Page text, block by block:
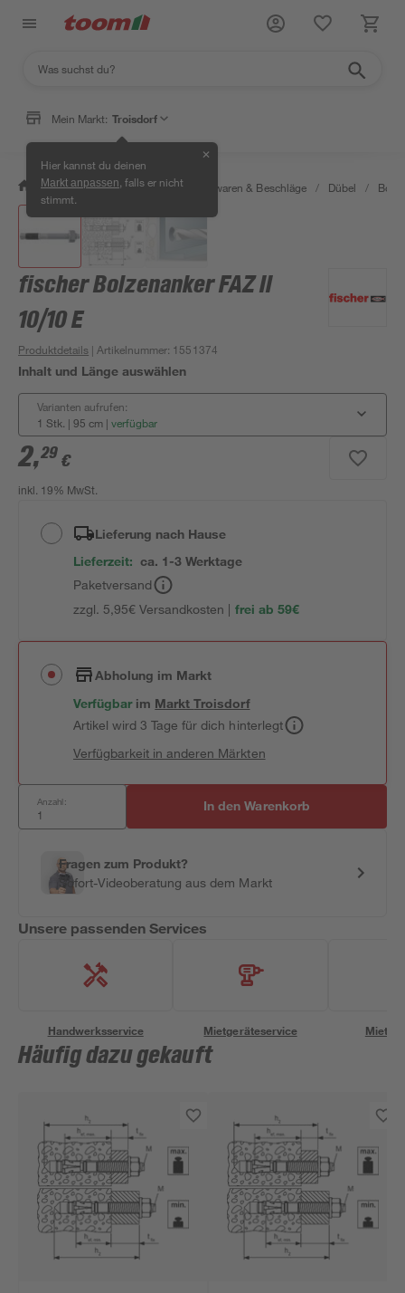
Mein Markt: Troisdorf
Hier kannst du deinen
Markt anpassen , falls er nicht
stimmt.
✕
/ Werkstatt & Maschinen / Eisenwaren & Beschläge / Dübel /
fischer Bolzenanker FAZ II
10/10 E
Produktdetails | Artikelnummer: 1551374
Inhalt und Länge auswählen
Varianten aufrufen:
1 Stk. | 95 cm | verfügbar
2,29 €
inkl. 19% MwSt.
Lieferung nach Hause
Lieferzeit: ca. 1-3 Werktage
Paketversand
zzgl. 5,95€ Versandkosten | frei ab 59€
Abholung im Markt
Verfügbar im MarktTroisdorf
Artikel wird 3 Tage für dich hinterlegt
Verfügbarkeit in anderen Märkten
Anzahl: In den Warenkorb
Fragen zum Produkt?
Sofort-Videoberatung aus dem Markt
Unsere passenden Services
Handwerksservice Mietgeräteservice
Häufig dazu gekauft